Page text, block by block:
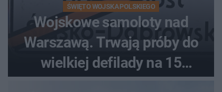
ŚWIĘTO WOJSKA POLSKIEGO
Wojskowe samoloty nad
Warszawą. Trwają próby do
wielkiej defilady na 15
sierpnia